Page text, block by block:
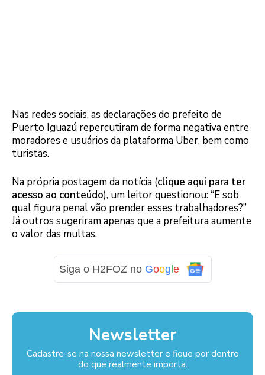
Nas redes sociais, as declarações do prefeito de
Puerto Iguazú repercutiram de forma negativa entre
moradores e usuários da plataforma Uber, bem como
turistas.
Na própria postagem da notícia (clique aqui para ter
acesso ao conteúdo), um leitor questionou: “E sob
qual figura penal vão prender esses trabalhadores?”
Já outros sugeriram apenas que a prefeitura aumente
o valor das multas.
Siga o H2FOZ no Goog e
Newsletter
Cadastre-se na nossa newsletter e fique por dentro
do que realmente importa.